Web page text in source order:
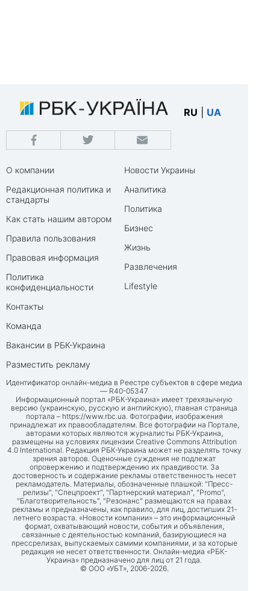
RU UA
О компании
Редакционная политика и
стандарты
Как стать нашим автором
Правила пользования
Правовая информация
Политика
конфиденциальности
Контакты
Команда
Вакансии в РБК-Украина
Разместить рекламу
Новости Украины
Аналитика
Политика
Бизнес
Жизнь
Развлечения
Lifestyle
Идентификатор онлайн-медиа в Реестре субъектов в сфере медиа
— R40-05347
Информационный портал «РБК-Украина» имеет трехязычную
версию (украинскую, русскую и английскую), главная страница
портала – https://www.rbc.ua. Фотографии, изображения
принадлежат их правообладателям. Все фотографии на Портале,
авторами которых являются журналисты РБК-Украина,
размещены на условиях лицензии Creative Commons Attribution
4.0 International. Редакция РБК-Украина может не разделять точку
зрения авторов. Оценочные суждения не подлежат
опровержению и подтверждению их правдивости. За
достоверность и содержание рекламы ответственность несет
рекламодатель. Материалы, обозначенные плашкой: "Пресс-
релизы", "Спецпроект", "Партнерский материал", "Promo",
"Благотворительность", "Резонанс" размещаются на правах
рекламы и предназначены, как правило, для лиц, достигших 21-
летнего возраста. «Новости компании» – это информационный
формат, охватывающий новости, события и объявления,
связанные с деятельностью компаний, базирующиеся на
прессрелизах, выпускаемых самими компаниями, и за которые
редакция не несет ответственности. Онлайн-медиа «РБК-
Украина» предназначено для лиц от 21 года.
© ООО «УБТ», 2006-2026.